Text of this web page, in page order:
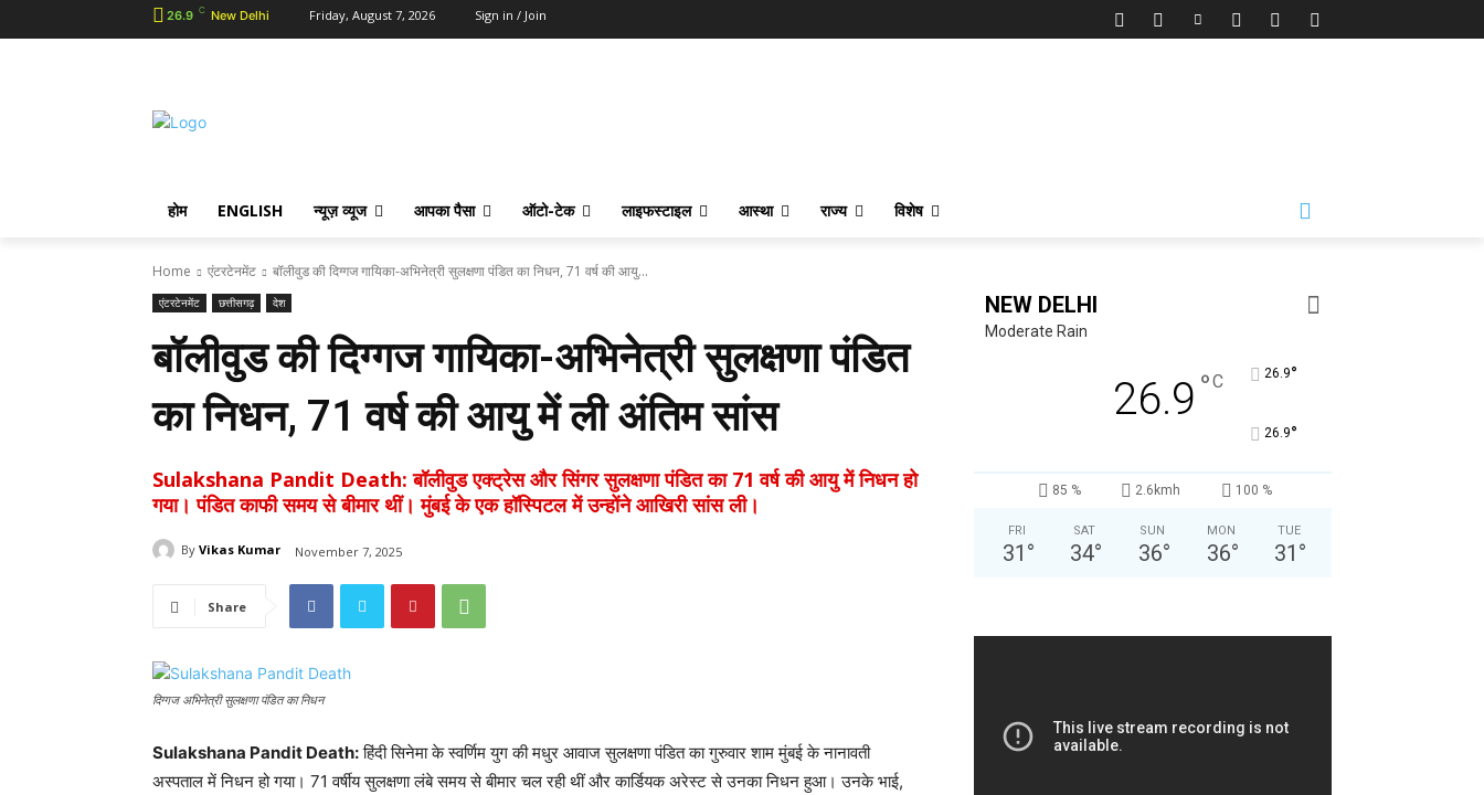
26.9 C New Delhi Friday, August 7, 2026 Sign in / Join
होम ENGLISH न्यूज़ व्यूज आपका पैसा ऑटो-टेक लाइफस्टाइल आस्था राज्य विशेष
Home एंटरटेनमेंट बॉलीवुड की दिग्गज गायिका-अभिनेत्री सुलक्षणा पंडित का निधन, 71 वर्ष की आयु...
एंटरटेनमेंट छत्तीसगढ़ देश
बॉलीवुड की दिग्गज गायिका-अभिनेत्री सुलक्षणा पंडित
का निधन, 71 वर्ष की आयु में ली अंतिम सांस
Sulakshana Pandit Death: बॉलीवुड एक्ट्रेस और सिंगर सुलक्षणा पंडित का 71 वर्ष की आयु में निधन हो
गया। पंडित काफी समय से बीमार थीं। मुंबई के एक हॉस्पिटल में उन्होंने आखिरी सांस ली।
By Vikas Kumar November 7, 2025
Share
दिग्गज अभिनेत्री सुलक्षणा पंडित का निधन
Sulakshana Pandit Death:हिंदी सिनेमा के स्वर्णिम युग की मधुर आवाज सुलक्षणा पंडित का गुरुवार शाम मुंबई के नानावती
अस्पताल में निधन हो गया। 71 वर्षीय सुलक्षणा लंबे समय से बीमार चल रही थीं और कार्डियक अरेस्ट से उनका निधन हुआ। उनके भाई,
NEW DELHI
Moderate Rain
26.9 °C 26.9°
26.9°
85 % 2.6kmh 100 %
FRI
31 °
SAT
34°
SUN
36°
MON
36°
TUE
31 °